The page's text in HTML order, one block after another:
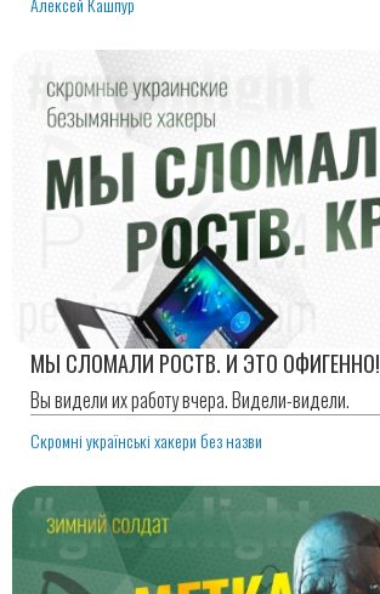
МЫ СЛОМАЛИ РОСТВ. И ЭТО ОФИГЕННО!
Вы видели их работу вчера. Видели-видели.
Скромні українські хакери без назви